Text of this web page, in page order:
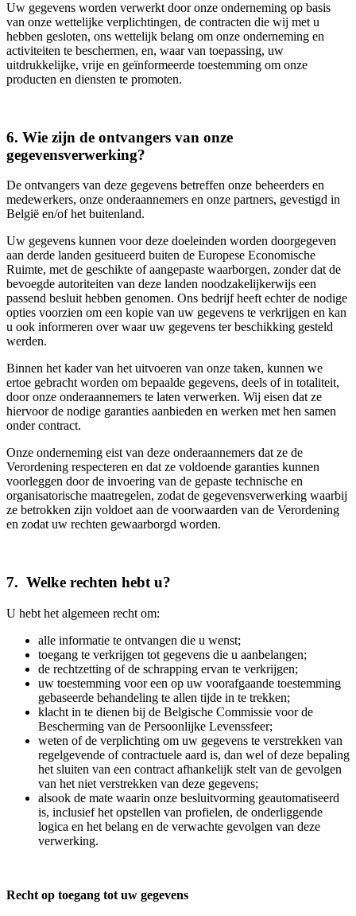
Uw gegevens worden verwerkt door onze onderneming op basis
van onze wettelijke verplichtingen, de contracten die wij met u
hebben gesloten, ons wettelijk belang om onze onderneming en
activiteiten te beschermen, en, waar van toepassing, uw
uitdrukkelijke, vrije en geïnformeerde toestemming om onze
producten en diensten te promoten.
6. Wie zijn de ontvangers van onze
gegevensverwerking?
De ontvangers van deze gegevens betreffen onze beheerders en
medewerkers, onze onderaannemers en onze partners, gevestigd in
België en/of het buitenland.
Uw gegevens kunnen voor deze doeleinden worden doorgegeven
aan derde landen gesitueerd buiten de Europese Economische
Ruimte, met de geschikte of aangepaste waarborgen, zonder dat de
bevoegde autoriteiten van deze landen noodzakelijkerwijs een
passend besluit hebben genomen. Ons bedrijf heeft echter de nodige
opties voorzien om een kopie van uw gegevens te verkrijgen en kan
u ook informeren over waar uw gegevens ter beschikking gesteld
werden.
Binnen het kader van het uitvoeren van onze taken, kunnen we
ertoe gebracht worden om bepaalde gegevens, deels of in totaliteit,
door onze onderaannemers te laten verwerken. Wij eisen dat ze
hiervoor de nodige garanties aanbieden en werken met hen samen
onder contract.
Onze onderneming eist van deze onderaannemers dat ze de
Verordening respecteren en dat ze voldoende garanties kunnen
voorleggen door de invoering van de gepaste technische en
organisatorische maatregelen, zodat de gegevensverwerking waarbij
ze betrokken zijn voldoet aan de voorwaarden van de Verordening
en zodat uw rechten gewaarborgd worden.
7. Welke rechten hebt u?
U hebt het algemeen recht om:
alle informatie te ontvangen die u wenst;
toegang te verkrijgen tot gegevens die u aanbelangen;
de rechtzetting of de schrapping ervan te verkrijgen;
uw toestemming voor een op uw voorafgaande toestemming
gebaseerde behandeling te allen tijde in te trekken;
klacht in te dienen bij de Belgische Commissie voor de
Bescherming van de Persoonlijke Levenssfeer;
weten of de verplichting om uw gegevens te verstrekken van
regelgevende of contractuele aard is, dan wel of deze bepaling
het sluiten van een contract afhankelijk stelt van de gevolgen
van het niet verstrekken van deze gegevens;
alsook de mate waarin onze besluitvorming geautomatiseerd
is, inclusief het opstellen van profielen, de onderliggende
logica en het belang en de verwachte gevolgen van deze
verwerking.
Recht op toegang tot uw gegevens